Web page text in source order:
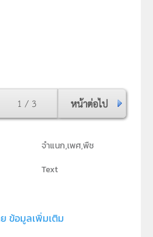
1 / 3 หน้าต่อไป
จำแนก,เพศ,พืช
Text
ข้อมูลเพิ่มเติม